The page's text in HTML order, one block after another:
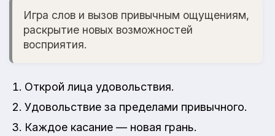
Игра слов и вызов привычным ощущениям,
раскрытие новых возможностей
восприятия.
Открой лица удовольствия.
Удовольствие за пределами привычного.
Каждое касание — новая грань.